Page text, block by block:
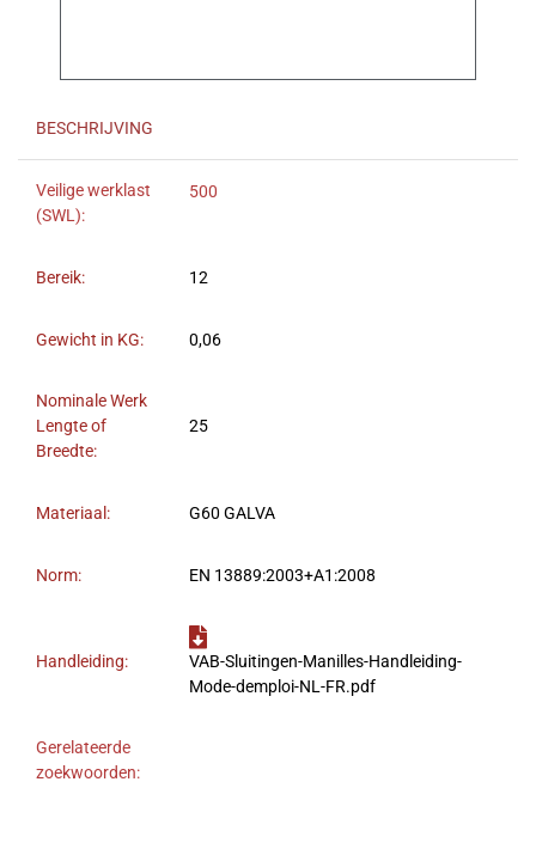
BESCHRIJVING
Veilige werklast
(SWL):
500
Bereik: 12
Gewicht in KG: 0,06
Nominale Werk
Lengte of
Breedte:
25
Materiaal: G60 GALVA
Norm: EN 13889:2003+A1:2008
Handleiding:
VAB-Sluitingen-Manilles-Handleiding-
Mode-demploi-NL-FR.pdf
Gerelateerde
zoekwoorden: